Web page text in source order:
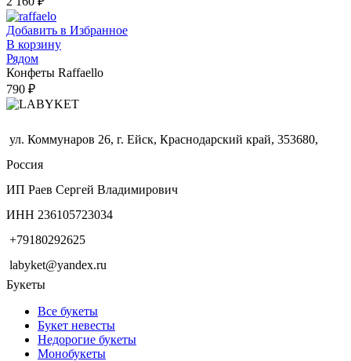
Добавить в Избранное
В корзину
Рядом
Конфеты Raffaello
790 ₽
ул. Коммунаров 26, г. Ейск, Краснодарский край, 353680,
Россия
ИП Раев Сергей Владимирович
ИНН 236105723034
+79180292625
labyket@yandex.ru
Букеты
Все букеты
Букет невесты
Недорогие букеты
Монобукеты